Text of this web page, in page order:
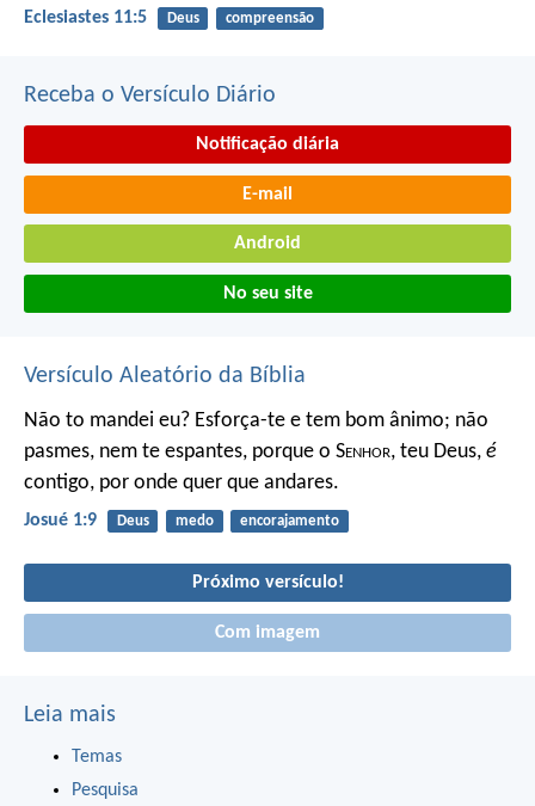
Eclesiastes 11:5 Deus compreensão
Receba o Versículo Diário
Notificação diária
E-mail
Android
No seu site
Versículo Aleatório da Bíblia
Não to mandei eu? Esforça-te e tem bom ânimo; não
pasmes, nem te espantes, porque o Senhor, teu Deus, é
contigo, por onde quer que andares.
Josué 1:9 Deus medo encorajamento
Próximo versículo!
Com imagem
Leia mais
Temas
Pesquisa